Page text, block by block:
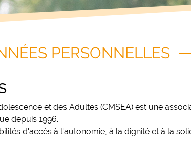
PERSONNELLES
et des Adultes (CMSEA) est une
depuis 1996.
d'accès à l'autonomie, à la dignité et à la